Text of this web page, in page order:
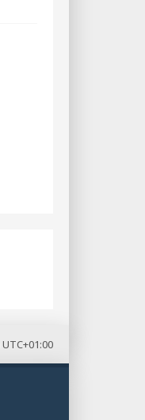
UTC+01:00